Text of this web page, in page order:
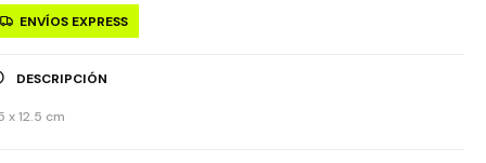
ENVÍOS EXPRESS
DESCRIPCIÓN
x 12.5 cm